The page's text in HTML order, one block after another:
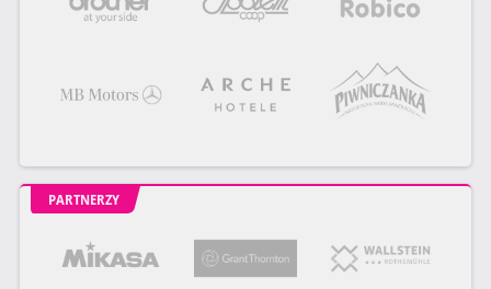
PARTNERZY